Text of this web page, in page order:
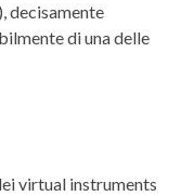
decisamente
di una delle
virtual instruments